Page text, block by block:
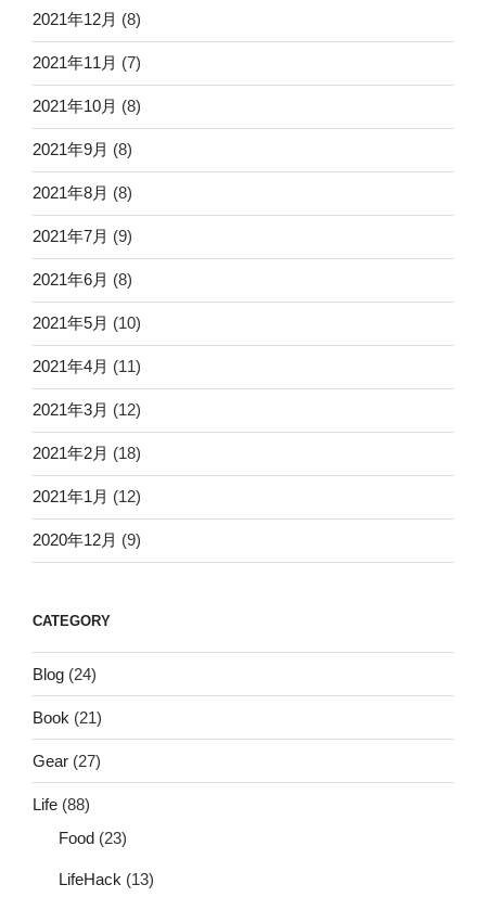
2021年12月 (8)
2021年11月 (7)
2021年10月 (8)
2021年9月 (8)
2021年8月 (8)
2021年7月 (9)
2021年6月 (8)
2021年5月 (10)
2021年4月 (11)
2021年3月 (12)
2021年2月 (18)
2021年1月 (12)
2020年12月 (9)
CATEGORY
Blog (24)
Book (21)
Gear (27)
Life (88)
Food (23)
LifeHack (13)